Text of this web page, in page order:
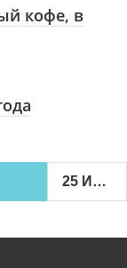
кофе, в
25 ИЮЛЯ 2024